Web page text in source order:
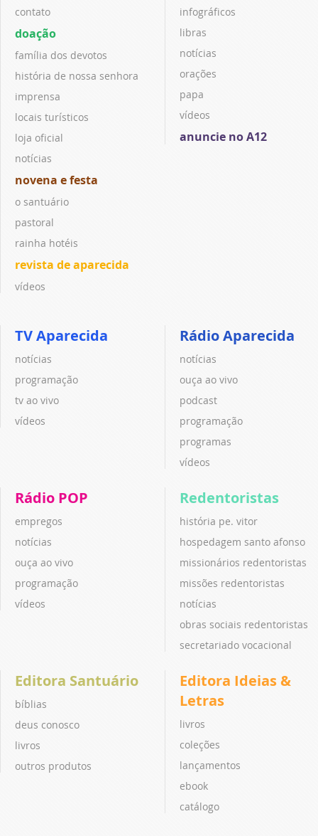
contato
doação
família dos devotos
história de nossa senhora
imprensa
locais turísticos
loja oficial
notícias
novena e festa
o santuário
pastoral
rainha hotéis
revista de aparecida
vídeos
infográficos
libras
notícias
orações
papa
vídeos
anuncie no A12
TV Aparecida
notícias
programação
tv ao vivo
vídeos
Rádio Aparecida
notícias
ouça ao vivo
podcast
programação
programas
vídeos
Rádio POP
empregos
notícias
ouça ao vivo
programação
vídeos
Redentoristas
história pe. vitor
hospedagem santo afonso
missionários redentoristas
missões redentoristas
notícias
obras sociais redentoristas
secretariado vocacional
Editora Santuário
bíblias
deus conosco
livros
outros produtos
Editora Ideias &
Letras
livros
coleções
lançamentos
ebook
catálogo